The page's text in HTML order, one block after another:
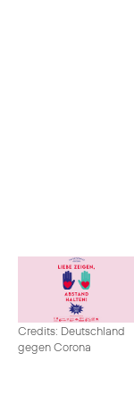
Credits: Deutschland
gegen Corona